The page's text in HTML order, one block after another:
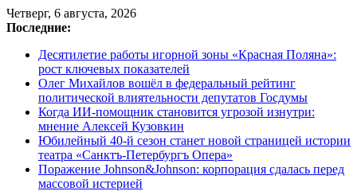
Перейти
к
Четверг, 6 августа, 2026
Последние:
Десятилетие работы игорной зоны «Красная Поляна»:
рост ключевых показателей
Олег Михайлов вошёл в федеральный рейтинг
политической влиятельности депутатов Госдумы
Когда ИИ-помощник становится угрозой изнутри:
мнение Алексей Кузовкин
Юбилейный 40-й сезон станет новой страницей истории
театра «Санктъ-Петербургъ Опера»
Поражение Johnson&Johnson: корпорация сдалась перед
массовой истерией